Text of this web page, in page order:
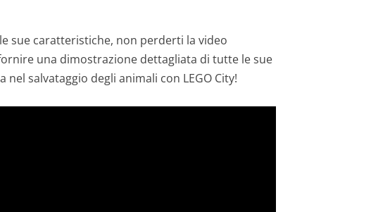
sue caratteristiche, non perderti la video
una dimostrazione dettagliata di tutte le sue
salvataggio degli animali con LEGO City!